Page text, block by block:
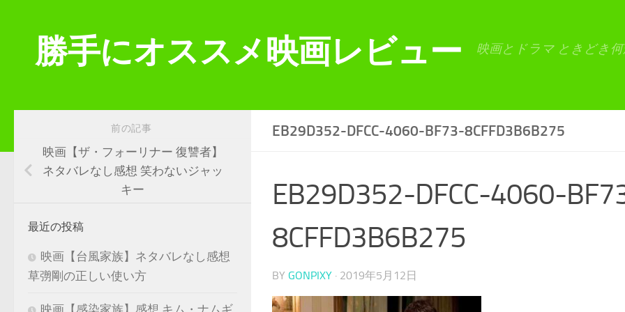
勝手にオススメ映画レビュー 映画とドラマ ときどき
EB29D352-DFCC-4060-BF73-8CFFD3B6B275
EB29D352-DFCC-4060-
8CFFD3B6B275
BY GONPIXY · 2019年5月12日
前の記事
映画【ザ・フォーリナー 復讐者】
ネタバレなし感想 笑わないジャッ
キー
最近の投稿
映画【台風家族】ネタバレなし感想
草彅剛の正しい使い方